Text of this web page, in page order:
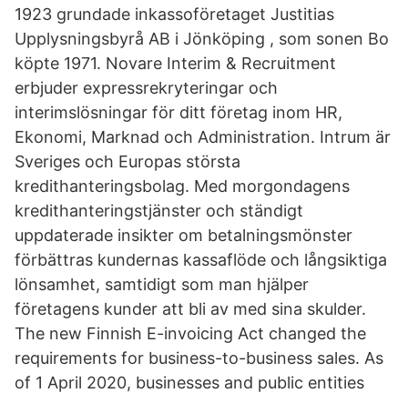
1923 grundade inkassoföretaget Justitias
Upplysningsbyrå AB i Jönköping , som sonen Bo
köpte 1971. Novare Interim & Recruitment
erbjuder expressrekryteringar och
interimslösningar för ditt företag inom HR,
Ekonomi, Marknad och Administration. Intrum är
Sveriges och Europas största
kredithanteringsbolag. Med morgondagens
kredithanteringstjänster och ständigt
uppdaterade insikter om betalningsmönster
förbättras kundernas kassaflöde och långsiktiga
lönsamhet, samtidigt som man hjälper
företagens kunder att bli av med sina skulder.
The new Finnish E-invoicing Act changed the
requirements for business-to-business sales. As
of 1 April 2020, businesses and public entities